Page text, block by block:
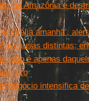
na Amazônia e
amanhã’,
causas distintas;
não é apenas
intensifica